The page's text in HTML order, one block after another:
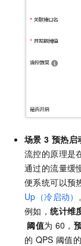
场景 3 预热启
流控的原理是
通过的流量缓
便系统可以预
Up（冷启动） 。
例如，统计维
阈值为 60，
的 QPS 阈值的